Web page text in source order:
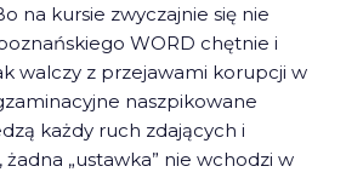
na kursie zwyczajnie się nie
WORD chętnie i
walczy z przejawami korupcji w
naszpikowane
każdy ruch zdających i
„ustawka” nie wchodzi w